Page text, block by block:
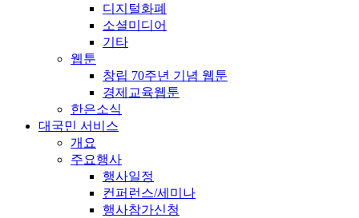
디지털화폐
소셜미디어
기타
웹툰
창립 70주년 기념 웹툰
경제교육웹툰
한은소식
대국민 서비스
개요
주요행사
행사일정
컨퍼런스/세미나
행사참가신청